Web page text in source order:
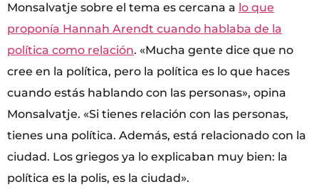
Monsalvatje sobre el tema es cercana a lo que
proponía Hannah Arendt cuando hablaba de la
política como relación. «Mucha gente dice que no
cree en la política, pero la política es lo que haces
cuando estás hablando con las personas», opina
Monsalvatje. «Si tienes relación con las personas,
tienes una política. Además, está relacionado con la
ciudad. Los griegos ya lo explicaban muy bien: la
política es la polis, es la ciudad».